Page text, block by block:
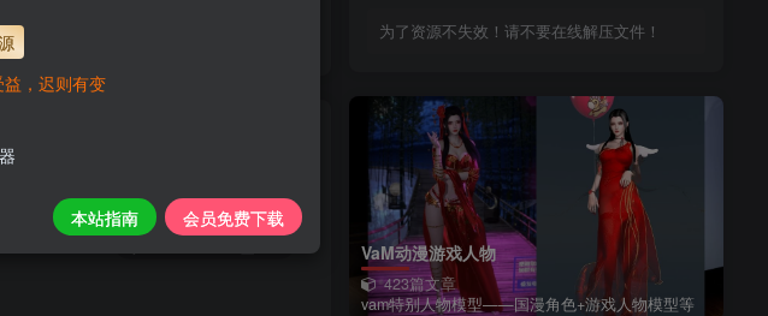
关注 私信
149 10
为了资源不失效！请不要在线解压文件！
VaM动漫游戏人物
423篇文章
vam特别人物模型——国漫角色+游戏人物模型等
，迟则有变
本站指南 会员免费下载